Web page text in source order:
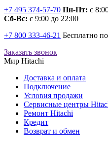
+7 495 374-57-70 Пн-Пт: с
Сб-Вс: с 9:00 до 22:00
+7 800 333-46-21 Бесплатно
Заказать звонок
Мир Hitachi
Доставка и оплата
Подключение
Условия продажи
Сервисные центры
Ремонт Hitachi
Кредит
Возврат и обмен